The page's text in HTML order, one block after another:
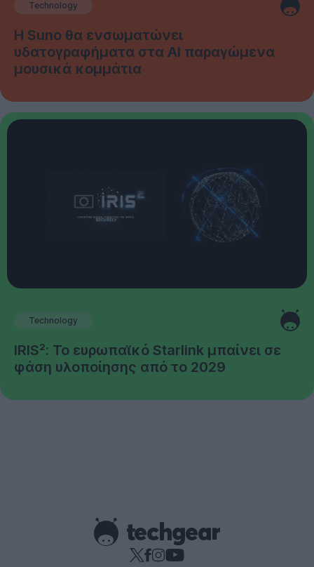
Technology
Η Suno θα ενσωματώνει
υδατογραφήματα στα AI παραγώμενα
μουσικά κομμάτια
Technology
IRIS²: Το ευρωπαϊκό Starlink μπαίνει σε
φάση υλοποίησης από το 2029